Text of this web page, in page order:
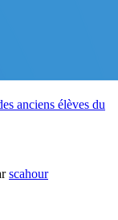
anciens élèves du
scahour